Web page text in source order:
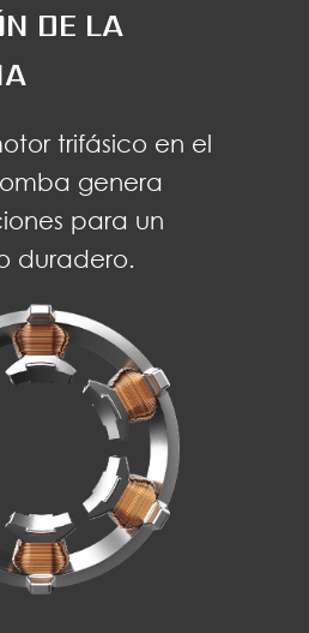
DE LA
trifásico en el
genera
para un
duradero.